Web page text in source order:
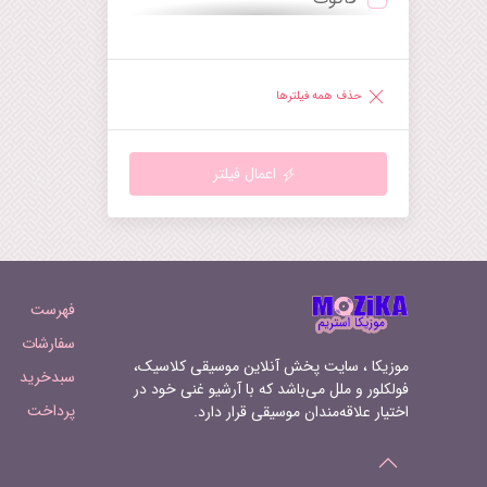
راپسودی
رقص
روندو
سرناد
سمفونی
سوئیت
سونات
سوناتینا
ساکسوفون
هارپ
ماندولین
ارگ‌کلیسا
سوپرانو
تنور
باریتون
حذف همه فیلترها
اعمال فیلتر
موزیکا ، سایت پخش آنلاین موسیقی کلاسیک،
فولکلور و ملل می‌باشد که با آرشیو غنی خود در
اختیار علاقه‌مندان موسیقی قرار دارد.
فهرست
سفارشات
سبدخرید
پرداخت